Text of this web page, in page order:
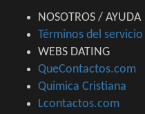
NOSOTROS / AYUDA
Términos del servicio
WEBS DATING
QueContactos.com
Quimica Cristiana
Lcontactos.com